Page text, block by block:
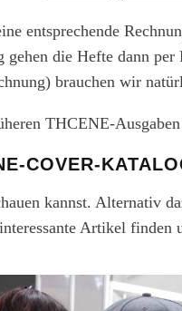
entsprechende
die Hefte dann
brauchen wir
THCENE-
COVER-
kannst. Alternativ
Artikel finden